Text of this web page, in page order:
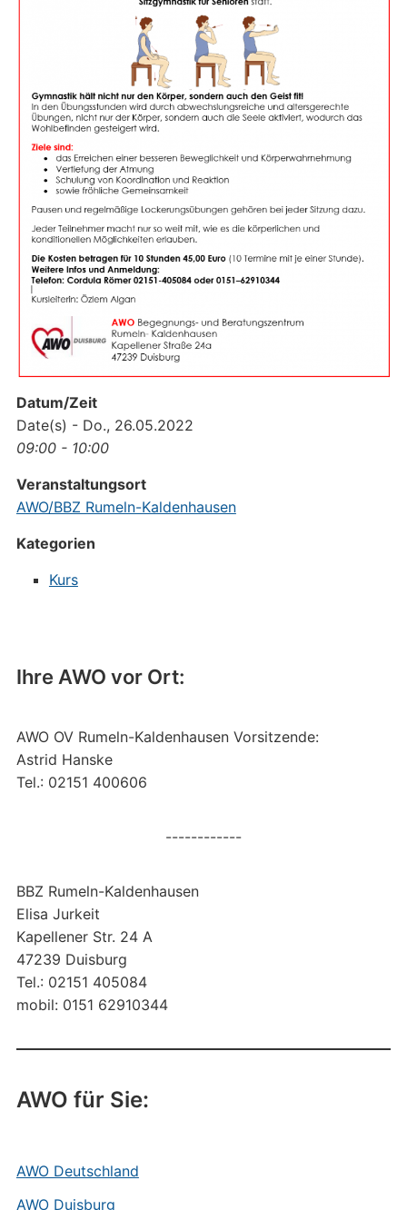
Ihre AWO vor Ort:
AWO OV Rumeln-Kaldenhausen Vorsitzende:
Astrid Hanske
Tel.: 02151 400606
------------
BBZ Rumeln-Kaldenhausen
Elisa Jurkeit
Kapellener Str. 24 A
47239 Duisburg
Tel.: 02151 405084
mobil: 0151 62910344
AWO für Sie:
AWO Deutschland
AWO Duisburg
Datum/Zeit
Date(s) - Do., 26.05.2022
09:00 - 10:00
Veranstaltungsort
AWO/BBZ Rumeln-Kaldenhausen
Kategorien
Kurs